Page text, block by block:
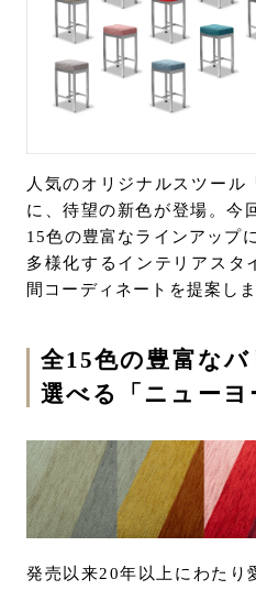
カタログを見る
よくあるご質問
お問い合わせ
サポート
オンライン見積もり
Eメール
URLを
人気のオリジナルスツール
に、待望の新色が登場。今
15色の豊富なラインアップ
多様化するインテリアスタ
間コーディネートを提案しま
全15色の豊富な
選べる「ニューヨ
発売以来20年以上にわたり